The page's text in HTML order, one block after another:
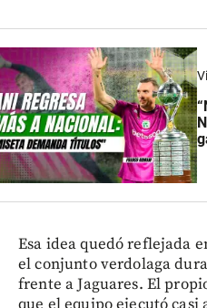
Esa idea quedó reflejada
el conjunto verdolaga
frente a Jaguares. El